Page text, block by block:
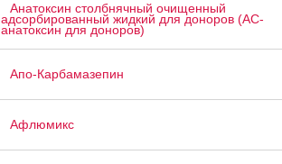
Анатоксин столбнячный очищенный
адсорбированный жидкий для доноров (АС-
анатоксин для доноров)
Апо-Карбамазепин
Афлюмикс